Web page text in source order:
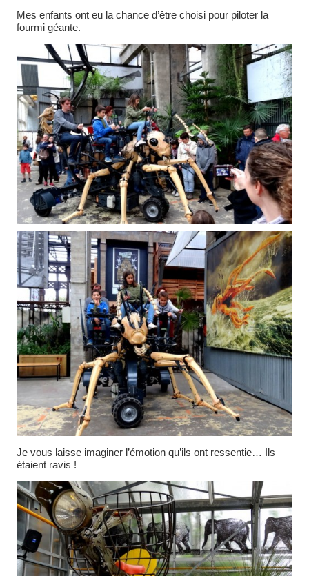
Mes enfants ont eu la chance d’être choisi pour piloter la
fourmi géante.
Je vous laisse imaginer l’émotion qu’ils ont ressentie… Ils
étaient ravis !